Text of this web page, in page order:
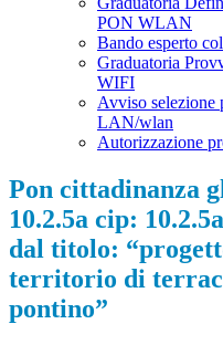
PON WLAN
Bando esperto
Graduatoria
WIFI
Avviso selezione
LAN/wlan
Autorizzazione
Pon cittadinanza
10.2.5a cip:
dal titolo:
territorio di
pontino”